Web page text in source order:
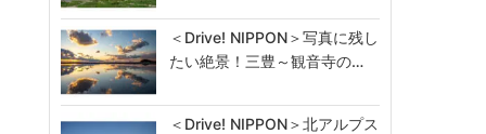
＜Drive! NIPPON＞写真に残し
たい絶景！三豊～観音寺の…
＜Drive! NIPPON＞北アルプス